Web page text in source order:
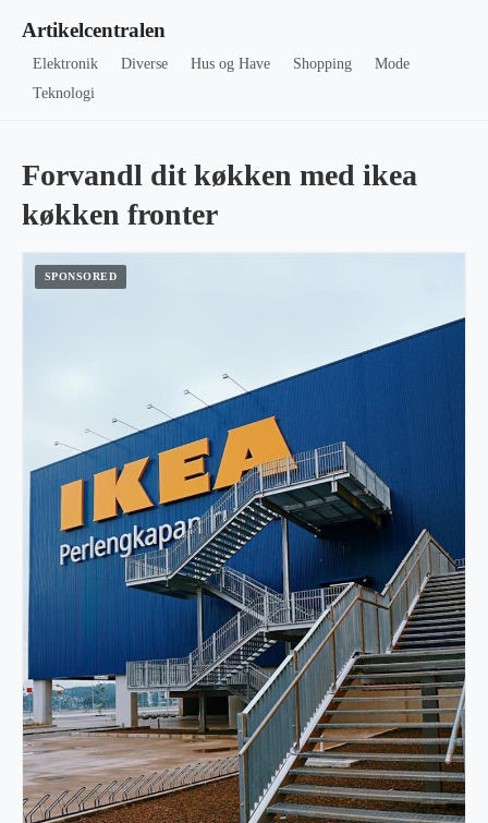
Artikelcentralen
Elektronik Diverse Hus og Have Shopping
Mode
Teknologi
Forvandl dit køkken med ikea
køkken fronter